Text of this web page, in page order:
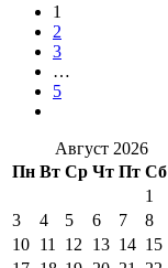
1
2
3
…
5
Август 2026
Пн Вт Ср Чт Пт Сб
1
3
4 5 6 7 8
10 11 12 13 14 15